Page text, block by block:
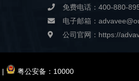
免费电话：400-880-
电子邮箱：
公司官网：https://
| 粤公安备：10000